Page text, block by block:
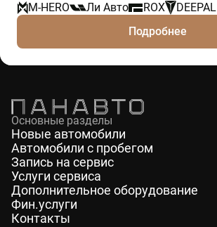
M-HERO
Ли Авто ROX
DEEPAL
Подробнее
Основные разделы
Новые автомобили
Автомобили с пробегом
Запись на сервис
Услуги сервиса
Дополнительное оборудование
Фин.услуги
Контакты